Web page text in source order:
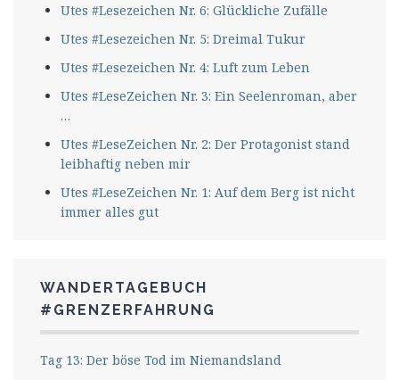
Utes #Lesezeichen Nr. 6: Glückliche Zufälle
Utes #Lesezeichen Nr. 5: Dreimal Tukur
Utes #Lesezeichen Nr. 4: Luft zum Leben
Utes #LeseZeichen Nr. 3: Ein Seelenroman, aber
…
Utes #LeseZeichen Nr. 2: Der Protagonist stand
leibhaftig neben mir
Utes #LeseZeichen Nr. 1: Auf dem Berg ist nicht
immer alles gut
WANDERTAGEBUCH
#GRENZERFAHRUNG
Tag 13: Der böse Tod im Niemandsland